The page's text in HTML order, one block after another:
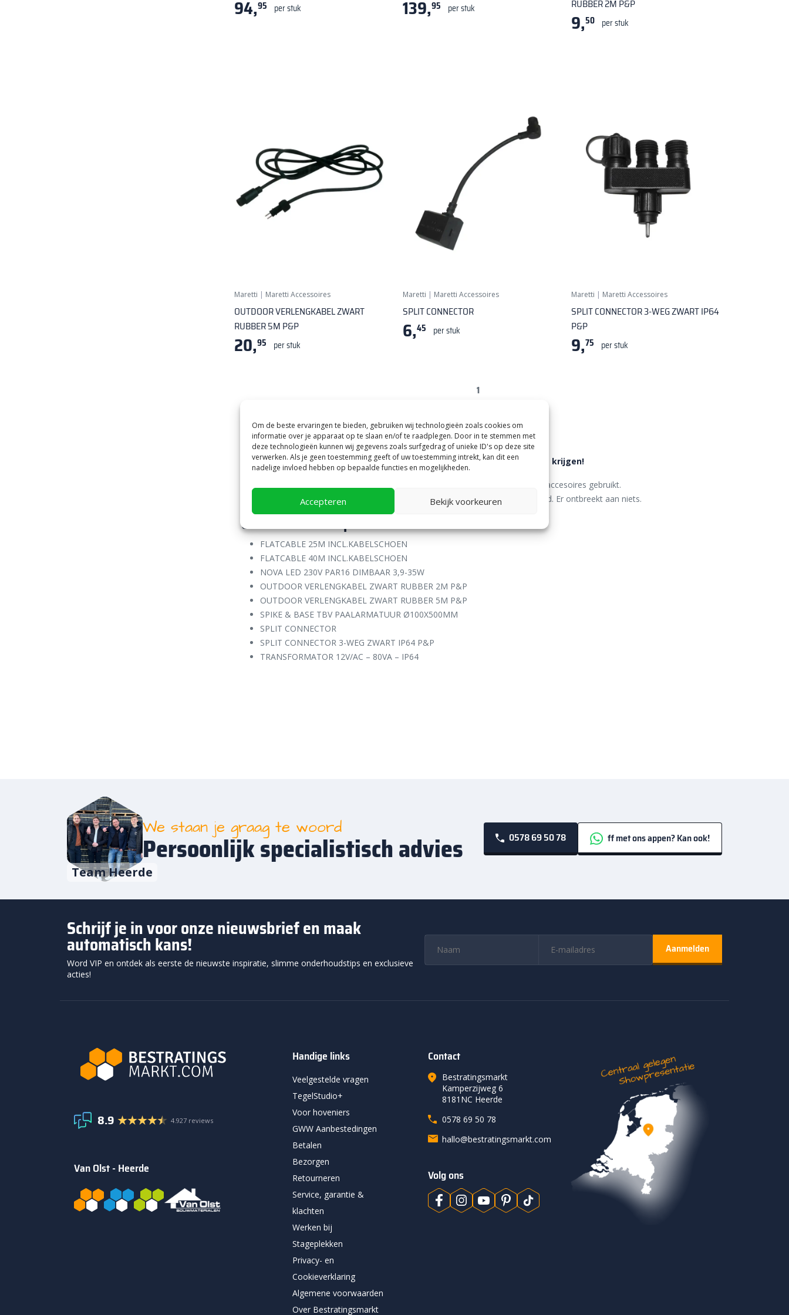
Om de beste ervaringen te bieden, gebruiken wij technologieën zoals cookies om
informatie over je apparaat op te slaan en/of te raadplegen. Door in te stemmen met
deze technologieën kunnen wij gegevens zoals surfgedrag of unieke ID's op deze site
verwerken. Als je geen toestemming geeft of uw toestemming intrekt, kan dit een
nadelige invloed hebben op bepaalde functies en mogelijkheden.
Accepteren Bekijk voorkeuren
94,95 per stuk 139,95 per stuk
RUBBER 2M P&P
9,50 per stuk
Maretti | Maretti Accessoires
OUTDOOR VERLENGKABEL ZWART
RUBBER 5M P&P
20,95 per stuk
Maretti | Maretti Accessoires
SPLIT CONNECTOR
6,45 per stuk
Maretti | Maretti Accessoires
SPLIT CONNECTOR 3-WEG ZWART IP64
P&P
9,75 per stuk
1
Hier het gehele assortiment Accessoires van Maretti om alles in orde te krijgen!
Check goed alle specificaties bij de producten zodat u zeker bent dat u de juiste accesoires gebruikt.
Het gehele assortiment met Accessoires van Maretti is hier te verkrijgen uiteraard. Er ontbreekt aan niets.
Overzicht van de producten
FLATCABLE 25M INCL.KABELSCHOEN
FLATCABLE 40M INCL.KABELSCHOEN
NOVA LED 230V PAR16 DIMBAAR 3,9-35W
OUTDOOR VERLENGKABEL ZWART RUBBER 2M P&P
OUTDOOR VERLENGKABEL ZWART RUBBER 5M P&P
SPIKE & BASE TBV PAALARMATUUR Ø100X500MM
SPLIT CONNECTOR
SPLIT CONNECTOR 3-WEG ZWART IP64 P&P
TRANSFORMATOR 12V/AC – 80VA – IP64
Team Heerde
We staan je graag te woord
Persoonlijk specialistisch advies 0578 69 50 78 ff met ons appen? Kan ook!
Schrijf je in voor onze nieuwsbrief en maak
automatisch kans!
Word VIP en ontdek als eerste de nieuwste inspiratie, slimme onderhoudstips en exclusieve
acties!
8.9 4.927 reviews
Van Olst - Heerde
Handige links
Veelgestelde vragen
TegelStudio+
Voor hoveniers
GWW Aanbestedingen
Betalen
Bezorgen
Retourneren
Service, garantie &
klachten
Werken bij
Stageplekken
Privacy- en
Cookieverklaring
Algemene voorwaarden
Over Bestratingsmarkt
Contact
Bestratingsmarkt
Kamperzijweg 6
8181NC Heerde
0578 69 50 78
hallo@bestratingsmarkt.com
Volg ons